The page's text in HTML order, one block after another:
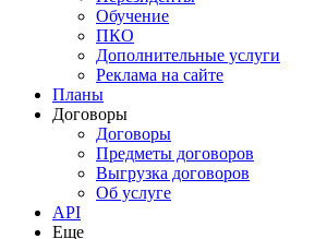
Обучение
ПКО
Дополнительные услуги
Реклама на сайте
Планы
Договоры
Договоры
Предметы договоров
Выгрузка договоров
Об услуге
API
Еще